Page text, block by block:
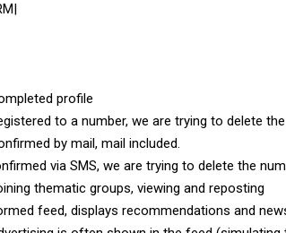
profile
to a number, we are trying to delete
by mail, mail included.
via SMS, we are trying to delete the
thematic groups, viewing and reposting
feed, displays recommendations and